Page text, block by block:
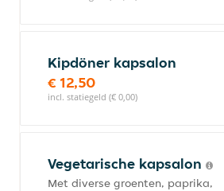
Kipdöner kapsalon
€ 12,50
incl. statiegeld (€ 0,00)
Vegetarische kapsalon
Met diverse groenten, paprika,